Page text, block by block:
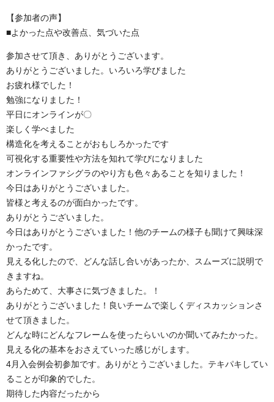
【参加者の声】
■よかった点や改善点、気づいた点
参加させて頂き、ありがとうございます。
ありがとうございました。いろいろ学びました
お疲れ様でした！
勉強になりました！
平日にオンラインが〇
楽しく学べました
構造化を考えることがおもしろかったです
可視化する重要性や方法を知れて学びになりました
オンラインファシグラのやり方も色々あることを知りました！
今日はありがとうございました。
皆様と考えるのが面白かったです。
ありがとうございました。
今日はありがとうございました！他のチームの様子も聞けて興味深
かったです。
見える化したので、どんな話し合いがあったか、スムーズに説明で
きますね。
あらためて、大事さに気づきました。！
ありがとうございました！良いチームで楽しくディスカッションさ
せて頂きました。
どんな時にどんなフレームを使ったらいいのか聞いてみたかった。
見える化の基本をおさえていった感じがします。
4月入会例会初参加です。ありがとうございました。テキパキしてい
ることが印象的でした。
期待した内容だったから